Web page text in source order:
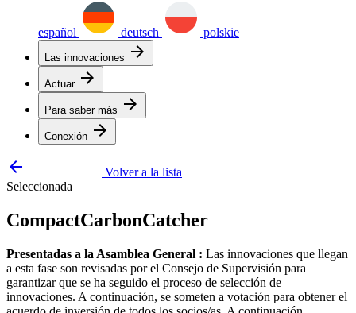
español deutsch polskie
Las innovaciones arrow_forward
Actuar arrow_forward
Para saber más arrow_forward
Conexión arrow_forward
arrow_backward
Volver a la lista
Seleccionada
CompactCarbonCatcher
Presentadas a la Asamblea General : Las innovaciones que llegan
a esta fase son revisadas por el Consejo de Supervisión para
garantizar que se ha seguido el proceso de selección de
innovaciones. A continuación, se someten a votación para obtener el